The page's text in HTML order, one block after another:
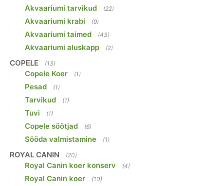
Akvaariumi tarvikud (22)
Akvaariumi krabi (9)
Akvaariumi taimed (43)
Akvaariumi aluskapp (2)
COPELE (13)
Copele Koer (1)
Pesad (1)
Tarvikud (1)
Tuvi (1)
Copele söötjad (6)
Sööda valmistamine (1)
ROYAL CANIN (20)
Royal Canin koer konserv (4)
Royal Canin koer (10)